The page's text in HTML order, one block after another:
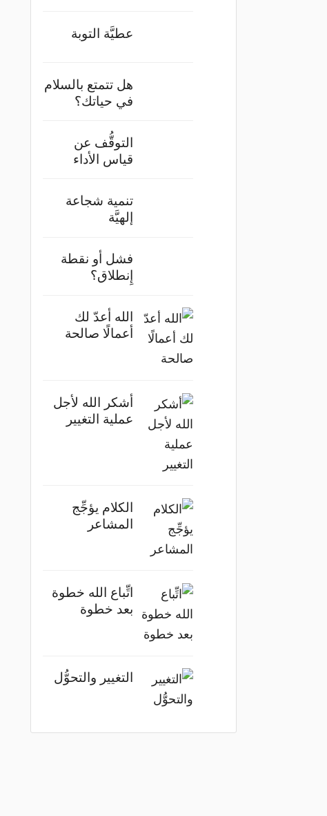
عطيَّة التوبة
هل تتمتع بالسلام
في حياتك؟
التوقُّف عن
قياس الأداء
تنمية شجاعة
إلهيَّة
فشل أو نقطة
إِنطلاق؟
الله أعدّ لك
أعمالًا صالحة
أشكر الله لأجل
عملية التغيير
الكلام يؤجِّج
المشاعر
اتِّباع الله خطوة
بعد خطوة
التغيير والتحوُّل